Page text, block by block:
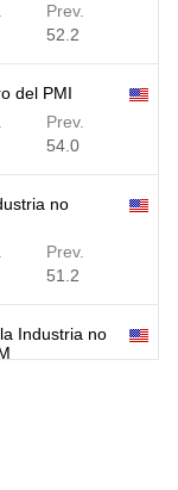
Prev.
52.2
del PMI
Prev.
54.0
no
Prev.
51.2
Industria no